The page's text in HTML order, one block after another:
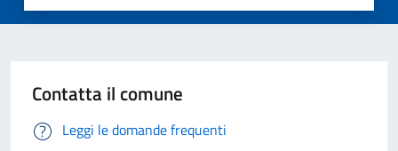
Contatta il comune
Leggi le domande frequenti